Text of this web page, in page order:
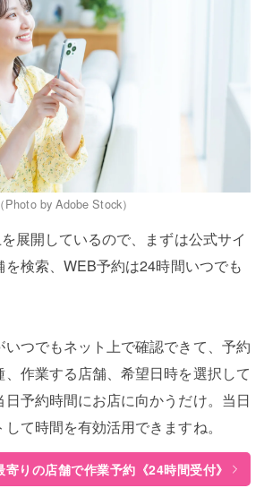
（Photo by Adobe Stock）
展開しているので、まずは公式サイ
を検索、WEB予約は24時間いつでも
つでもネット上で確認できて、予約
作業する店舗、希望日時を選択して
予約時間にお店に向かうだけ。当日
て時間を有効活用できますね。
りの店舗で作業予約《24時間受付》